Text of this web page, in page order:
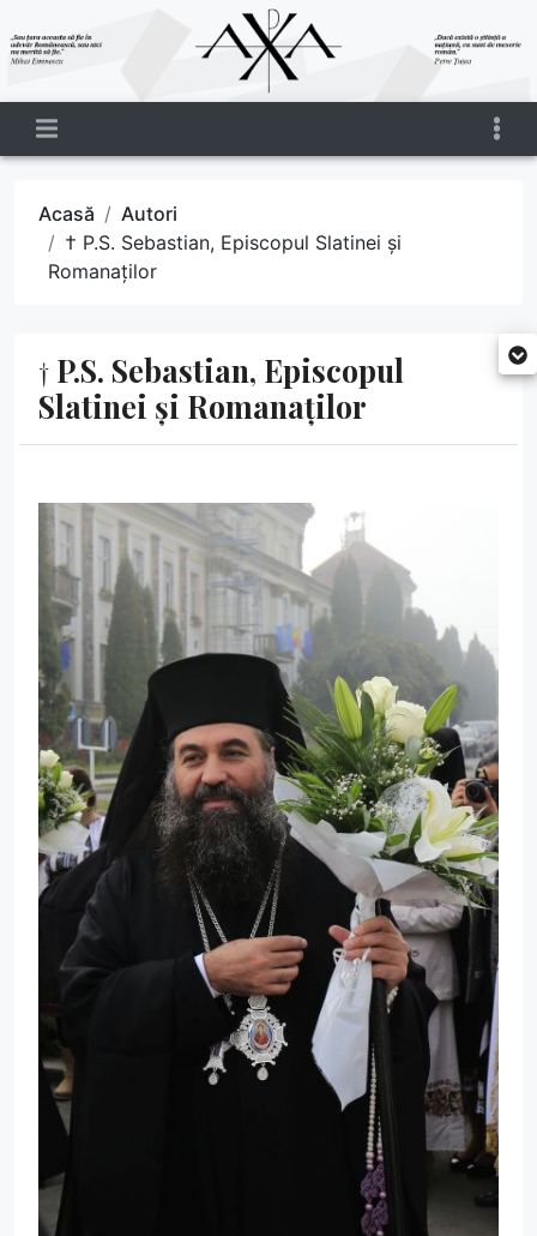
Acasă
Autori
† P.S. Sebastian, Episcopul Slatinei și
Romanaților
† P.S. Sebastian, Episcopul
Slatinei și Romanaților